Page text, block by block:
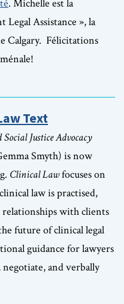
. Michelle est la
Assistance », la
Calgary. Félicitations
Text
Justice Advocacy
Smyth) is now
Clinical Lawfocuses on
law is practised,
relationships with clients
future of clinical legal
guidance for lawyers
and verbally